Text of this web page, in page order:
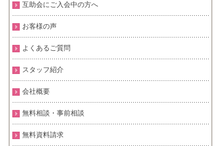
互助会にご入会中の方へ
お客様の声
よくあるご質問
スタッフ紹介
会社概要
無料相談・事前相談
無料資料請求